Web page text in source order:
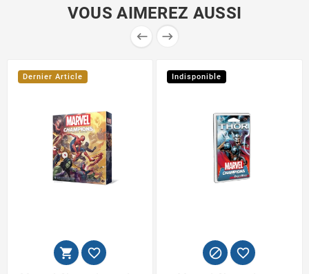
VOUS AIMEREZ AUSSI
 
Dernier Article
 
Indisponible
 